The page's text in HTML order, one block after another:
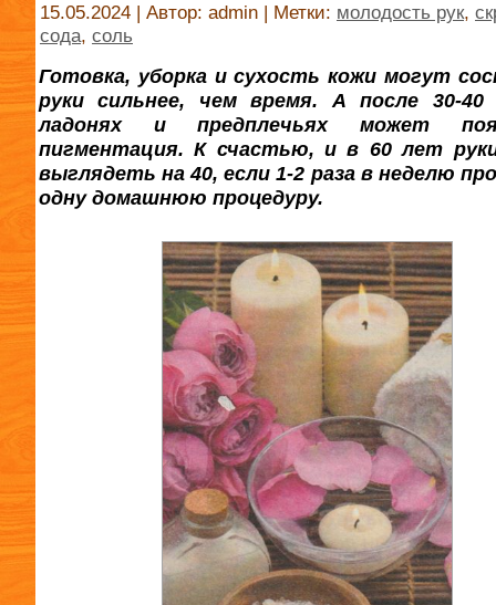
15.05.2024 | Автор: admin | Метки: молодость рук,
сода, соль
Готовка, уборка и сухость кожи могут
руки сильнее, чем время. А после 30-
ладонях и предплечьях может
пигментация. К счастью, и в 60 лет
выглядеть на 40, если 1-2 раза в неделю
одну домашнюю процедуру.